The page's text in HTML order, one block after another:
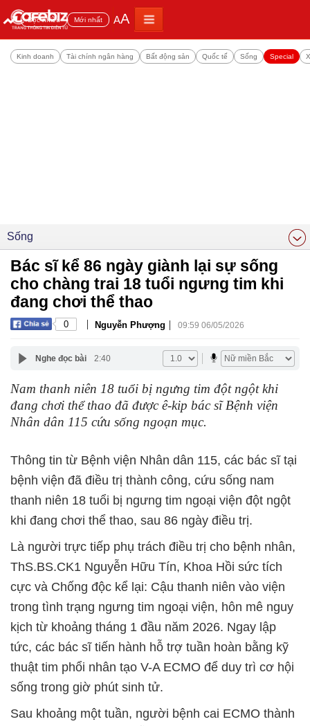
Đọc nhiều Mới nhất AA
Kinh doanh Tài chính ngân hàng Bất động sản Quốc tế Sống Special
Sống
Bác sĩ kể 86 ngày giành lại sự sống
cho chàng trai 18 tuổi ngưng tim khi
đang chơi thể thao
0 | Nguyễn Phượng | 09:59 06/05/2026
Nghe đọc bài 2:40
Nam thanh niên 18 tuổi bị ngưng tim đột ngột khi
đang chơi thể thao đã được ê-kip bác sĩ Bệnh viện
Nhân dân 115 cứu sống ngoạn mục.
Thông tin từ Bệnh viện Nhân dân 115, các bác sĩ tại
bệnh viện đã điều trị thành công, cứu sống nam
thanh niên 18 tuổi bị ngưng tim ngoại viện đột ngột
khi đang chơi thể thao, sau 86 ngày điều trị.
Là người trực tiếp phụ trách điều trị cho bệnh nhân,
ThS.BS.CK1 Nguyễn Hữu Tín, Khoa Hồi sức tích
cực và Chống độc kể lại: Cậu thanh niên vào viện
trong tình trạng ngưng tim ngoại viện, hôn mê nguy
kịch từ khoảng tháng 1 đầu năm 2026. Ngay lập
tức, các bác sĩ tiến hành hỗ trợ tuần hoàn bằng kỹ
thuật tim phổi nhân tạo V-A ECMO để duy trì cơ hội
sống trong giờ phút sinh tử.
Sau khoảng một tuần, người bệnh cai ECMO thành